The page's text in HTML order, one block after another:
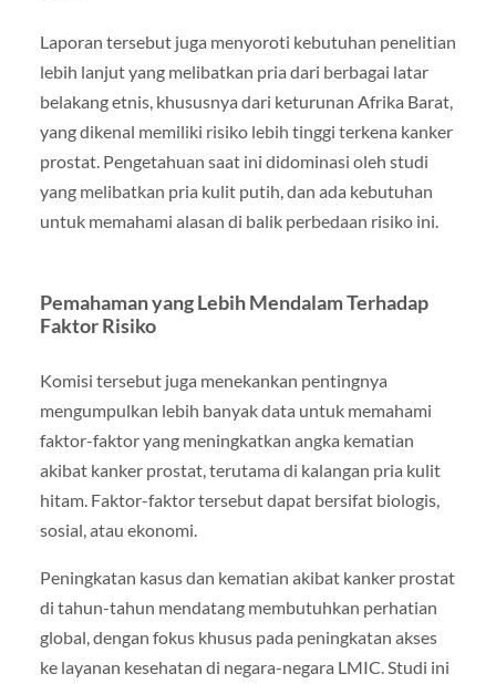
Laporan tersebut juga menyoroti kebutuhan penelitian
lebih lanjut yang melibatkan pria dari berbagai latar
belakang etnis, khususnya dari keturunan Afrika Barat,
yang dikenal memiliki risiko lebih tinggi terkena kanker
prostat. Pengetahuan saat ini didominasi oleh studi
yang melibatkan pria kulit putih, dan ada kebutuhan
untuk memahami alasan di balik perbedaan risiko ini.
Pemahaman yang Lebih Mendalam Terhadap
Faktor Risiko
Komisi tersebut juga menekankan pentingnya
mengumpulkan lebih banyak data untuk memahami
faktor-faktor yang meningkatkan angka kematian
akibat kanker prostat, terutama di kalangan pria kulit
hitam. Faktor-faktor tersebut dapat bersifat biologis,
sosial, atau ekonomi.
Peningkatan kasus dan kematian akibat kanker prostat
di tahun-tahun mendatang membutuhkan perhatian
global, dengan fokus khusus pada peningkatan akses
ke layanan kesehatan di negara-negara LMIC. Studi ini